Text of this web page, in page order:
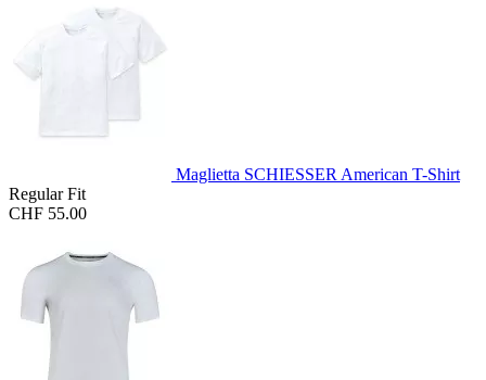
Maglietta SCHIESSER American T-Shirt
Regular Fit
CHF 55.00